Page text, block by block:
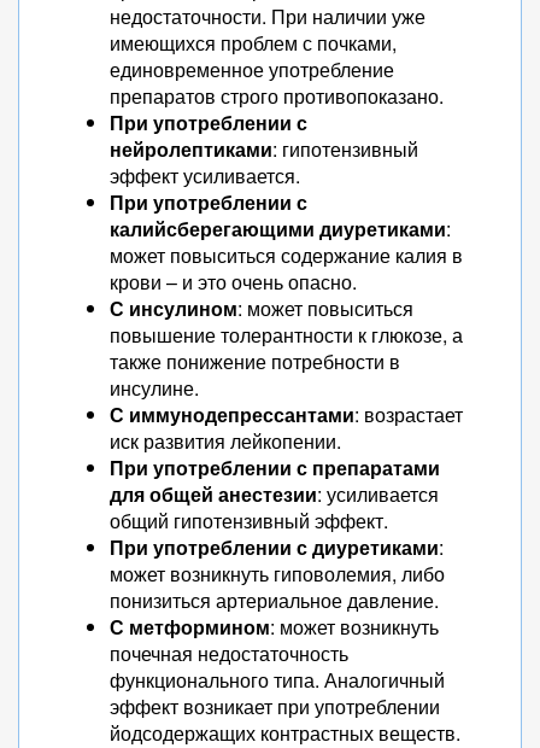
недостаточности. При наличии уже
имеющихся проблем с почками,
единовременное употребление
препаратов строго противопоказано.
При употреблении с
нейролептиками: гипотензивный
эффект усиливается.
При употреблении с
калийсберегающими диуретиками:
может повыситься содержание калия в
крови – и это очень опасно.
С инсулином: может повыситься
повышение толерантности к глюкозе, а
также понижение потребности в
инсулине.
С иммунодепрессантами: возрастает
иск развития лейкопении.
При употреблении с препаратами
для общей анестезии: усиливается
общий гипотензивный эффект.
При употреблении с диуретиками:
может возникнуть гиповолемия, либо
понизиться артериальное давление.
С метформином: может возникнуть
почечная недостаточность
функционального типа. Аналогичный
эффект возникает при употреблении
йодсодержащих контрастных веществ.